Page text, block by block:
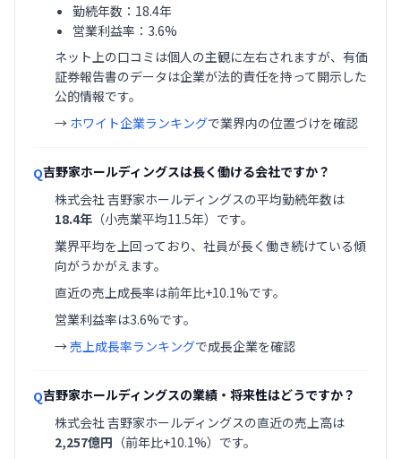
勤続年数：18.4年
営業利益率：3.6%
ネット上の口コミは個人の主観に左右されますが、有価
証券報告書のデータは企業が法的責任を持って開示した
公的情報です。
→ ホワイト企業ランキングで業界内の位置づけを確認
Q吉野家ホールディングスは長く働ける会社ですか？
株式会社 吉野家ホールディングスの平均勤続年数は
18.4年 （小売業平均11.5年）です。
業界平均を上回っており、社員が長く働き続けている傾
向がうかがえます。
直近の売上成長率は前年比+10.1%です。
営業利益率は3.6%です。
→売上成長率ランキングで成長企業を確認
Q吉野家ホールディングスの業績・将来性はどうですか？
株式会社 吉野家ホールディングスの直近の売上高は
2,257億円 （前年比+10.1%）です。